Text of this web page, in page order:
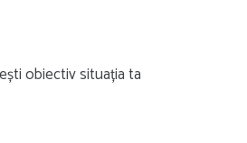
obiectiv situația ta